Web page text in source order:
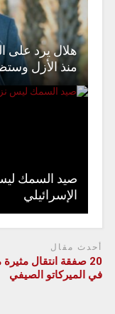
هلال يرد على
منذ الأزل
صيد السمك
الإسرائيلي
أحدث مقال
20 صفقة انتقال
في الميركاتو الصيفي